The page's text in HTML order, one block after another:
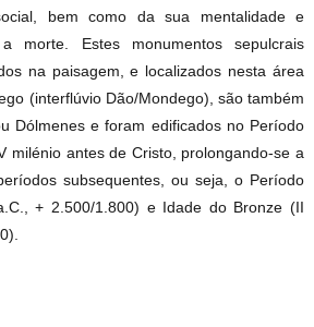
bem como da sua mentalidade e
morte. Estes monumentos sepulcrais
na paisagem, e localizados nesta área
(interflúvio Dão/Mondego), são também
Dólmenes e foram edificados no Período
milénio antes de Cristo, prolongando-se a
subsequentes, ou seja, o Período
+ 2.500/1.800) e Idade do Bronze (II